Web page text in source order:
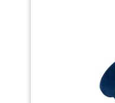
ergonomique soutient la tête
le cou de manière ciblée,
favorise un repos réparateur en
déplacement et réduit les
tensions Accessoire idéal